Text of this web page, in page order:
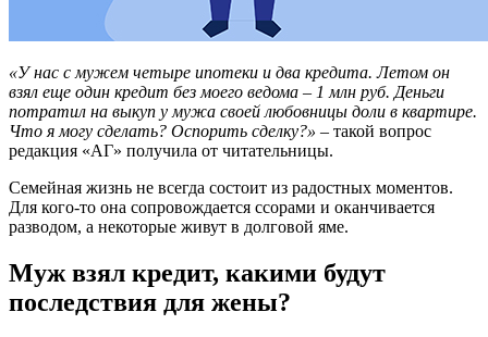
«У нас с мужем четыре ипотеки и два кредита. Летом он
взял еще один кредит без моего ведома – 1 млн руб. Деньги
потратил на выкуп у мужа своей любовницы доли в квартире.
Что я могу сделать? Оспорить сделку?» – такой вопрос
редакция «АГ» получила от читательницы.
Семейная жизнь не всегда состоит из радостных моментов.
Для кого-то она сопровождается ссорами и оканчивается
разводом, а некоторые живут в долговой яме.
Муж взял кредит, какими будут
последствия для жены?